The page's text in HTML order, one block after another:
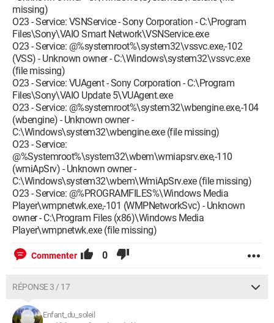
missing)
O23 - Service: VSNService - Sony Corporation - C:\Program
Files\Sony\VAIO Smart Network\VSNService.exe
O23 - Service: @%systemroot%\system32\vssvc.exe,-102
(VSS) - Unknown owner - C:\Windows\system32\vssvc.exe
(file missing)
O23 - Service: VUAgent - Sony Corporation - C:\Program
Files\Sony\VAIO Update 5\VUAgent.exe
O23 - Service: @%systemroot%\system32\wbengine.exe,-104
(wbengine) - Unknown owner -
C:\Windows\system32\wbengine.exe (file missing)
O23 - Service:
@%Systemroot%\system32\wbem\wmiapsrv.exe,-110
(wmiApSrv) - Unknown owner -
C:\Windows\system32\wbem\WmiApSrv.exe (file missing)
O23 - Service: @%PROGRAMFILES%\Windows Media
Player\wmpnetwk.exe,-101 (WMPNetworkSvc) - Unknown
owner - C:\Program Files (x86)\Windows Media
Player\wmpnetwk.exe (file missing)
Commenter 0
RÉPONSE 3 / 17
Enfant_du_soleil